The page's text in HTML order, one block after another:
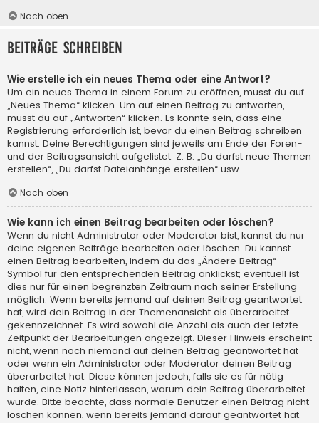
Nach oben
Beiträge schreiben
Wie erstelle ich ein neues Thema oder eine Antwort?
Um ein neues Thema in einem Forum zu eröffnen, musst du auf
„Neues Thema“ klicken. Um auf einen Beitrag zu antworten,
musst du auf „Antworten“ klicken. Es könnte sein, dass eine
Registrierung erforderlich ist, bevor du einen Beitrag schreiben
kannst. Deine Berechtigungen sind jeweils am Ende der Foren-
und der Beitragsansicht aufgelistet. Z. B. „Du darfst neue Themen
erstellen“, „Du darfst Dateianhänge erstellen“ usw.
Nach oben
Wie kann ich einen Beitrag bearbeiten oder löschen?
Wenn du nicht Administrator oder Moderator bist, kannst du nur
deine eigenen Beiträge bearbeiten oder löschen. Du kannst
einen Beitrag bearbeiten, indem du das „Ändere Beitrag“-
Symbol für den entsprechenden Beitrag anklickst; eventuell ist
dies nur für einen begrenzten Zeitraum nach seiner Erstellung
möglich. Wenn bereits jemand auf deinen Beitrag geantwortet
hat, wird dein Beitrag in der Themenansicht als überarbeitet
gekennzeichnet. Es wird sowohl die Anzahl als auch der letzte
Zeitpunkt der Bearbeitungen angezeigt. Dieser Hinweis erscheint
nicht, wenn noch niemand auf deinen Beitrag geantwortet hat
oder wenn ein Administrator oder Moderator deinen Beitrag
überarbeitet hat. Diese können jedoch, falls sie es für nötig
halten, eine Notiz hinterlassen, warum dein Beitrag überarbeitet
wurde. Bitte beachte, dass normale Benutzer einen Beitrag nicht
löschen können, wenn bereits jemand darauf geantwortet hat.